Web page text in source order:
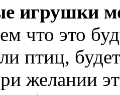
игрушки
что это
птиц,
желании